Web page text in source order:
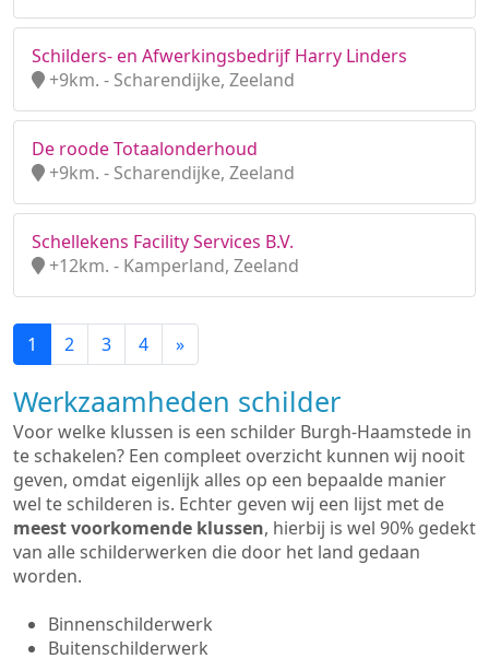
Schilders- en Afwerkingsbedrijf Harry Linders
+9km. - Scharendijke, Zeeland
De roode Totaalonderhoud
+9km. - Scharendijke, Zeeland
Schellekens Facility Services B.V.
+12km. - Kamperland, Zeeland
1 2 3 4 »
Werkzaamheden schilder
Voor welke klussen is een schilder Burgh-Haamstede in
te schakelen? Een compleet overzicht kunnen wij nooit
geven, omdat eigenlijk alles op een bepaalde manier
wel te schilderen is. Echter geven wij een lijst met de
meest voorkomende klussen, hierbij is wel 90% gedekt
van alle schilderwerken die door het land gedaan
worden.
Binnenschilderwerk
Buitenschilderwerk